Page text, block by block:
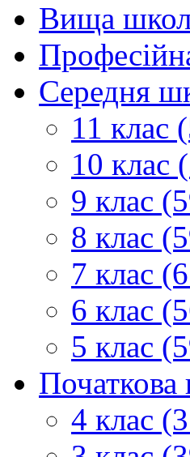
Вища
Середня
11 клас
10 клас
9 клас
8 клас
7 клас
6 клас
5 клас
4 клас